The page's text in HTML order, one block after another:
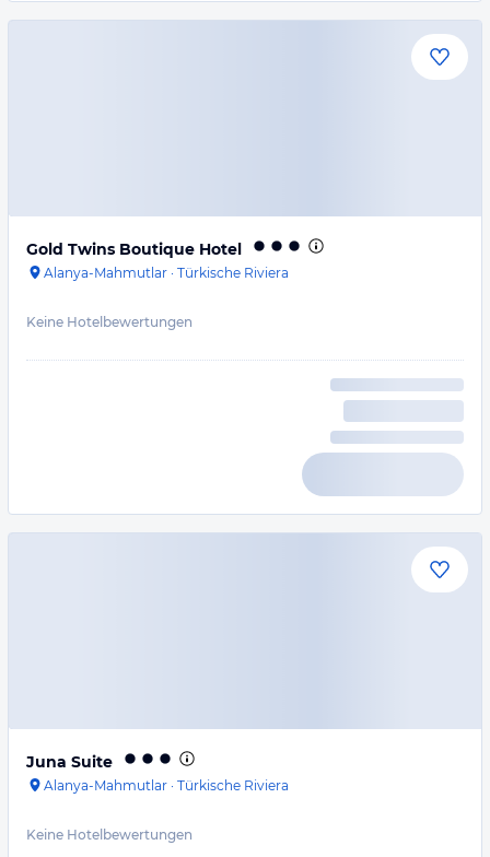
Gold Twins Boutique Hotel
Alanya-Mahmutlar · Türkische Riviera
Keine Hotelbewertungen
Juna Suite
Alanya-Mahmutlar · Türkische Riviera
Keine Hotelbewertungen